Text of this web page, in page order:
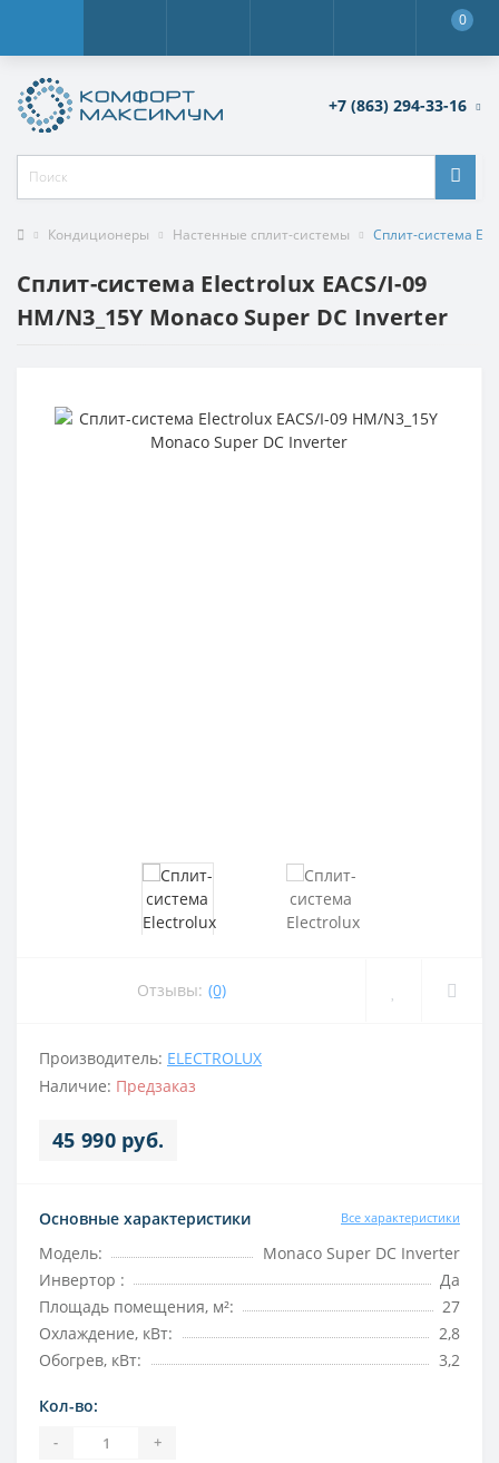
0
+7 (863) 294-33-16
Кондиционеры Настенные сплит-системы Сплит-система
Сплит-система Electrolux EACS/I-09
HM/N3_15Y Monaco Super DC Inverter
Отзывы: (0)
Производитель: ELECTROLUX
Наличие: Предзаказ
45 990 руб.
Основные характеристики Все характеристики
Модель:
Monaco Super DC Inverter
Инвертор :
Да
Площадь помещения, м²:
27
Охлаждение, кВт:
2,8
Обогрев, кВт:
3,2
Кол-во:
- +